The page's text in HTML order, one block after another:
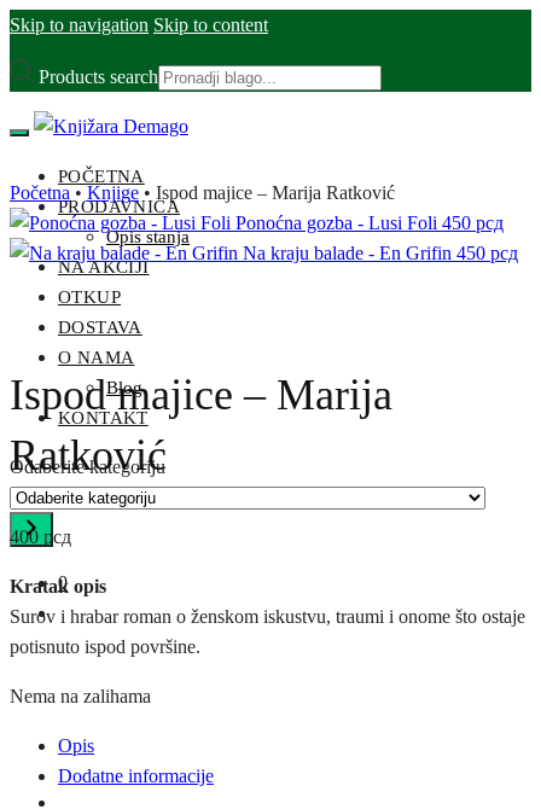
Skip to navigation Skip to content
Products search
POČETNA
PRODAVNICA
Opis stanja
NA AKCIJI
OTKUP
DOSTAVA
O NAMA
Blog
KONTAKT
Odaberite kategoriju
0
Početna • Knjige • Ispod majice – Marija Ratković
Ponoćna gozba - Lusi Foli 450 рсд
Na kraju balade - En Grifin 450 рсд
Ispod majice – Marija
Ratković
400 рсд
Kratak opis
Surov i hrabar roman o ženskom iskustvu, traumi i onome što ostaje
potisnuto ispod površine.
Nema na zalihama
Opis
Dodatne informacije